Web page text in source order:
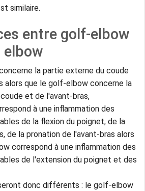
similaire.
entre golf-elbow
la partie externe du coude
alors que le golf-elbow concerne la
et de l'avant-bras,
à une inflammation des
de la flexion du poignet, de la
de la pronation de l'avant-bras alors
correspond à une inflammation des
de l'extension du poignet et des
donc différents : le golf-elbow